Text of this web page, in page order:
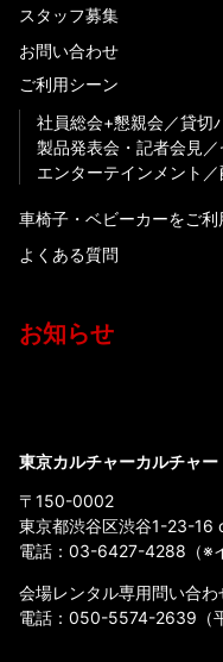
スタッフ募集
お問い合わせ
ご利用シーン
社員総会+懇親会
貸切
製品発表会・記者会見
エンターテインメント
車椅子・ベビーカーをご利
よくある質問
お知らせ
東京カルチャーカルチャー
〒150-0002
東京都渋谷区渋谷1-23-16
電話： 03-6427-4288 （
会場レンタル専用問い合わ
電話： 050-5574-2639